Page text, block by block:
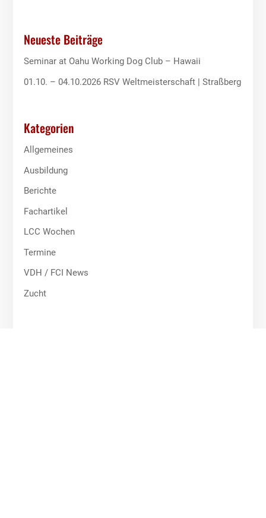
Neueste Beiträge
Seminar at Oahu Working Dog Club – Hawaii
01.10. – 04.10.2026 RSV Weltmeisterschaft | Straßberg
Kategorien
Allgemeines
Ausbildung
Berichte
Fachartikel
LCC Wochen
Termine
VDH / FCI News
Zucht